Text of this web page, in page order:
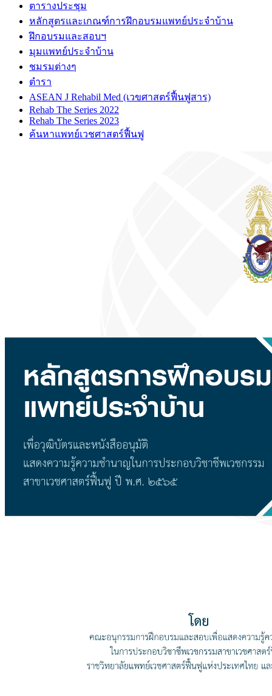
ตารางประชุม
หลักสูตรและเกณฑ์การฝึกอบรมแพทย์ประจำบ้าน
ฝึกอบรมและสอบฯ
มุมแพทย์ประจำบ้าน
ชมรมต่างๆ
ตำรา
ASEAN J Rehabil Med (เวขศาสตร์ฟื้นฟูสาร)
Rehab The Series 2022
Rehab The Series 2023
ค้นหาแพทย์เวชศาสตร์ฟื้นฟู